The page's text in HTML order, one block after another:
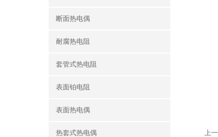
断面热电偶
耐腐热电阻
套管式热电阻
表面铂电阻
表面热电偶
热套式热电偶 上